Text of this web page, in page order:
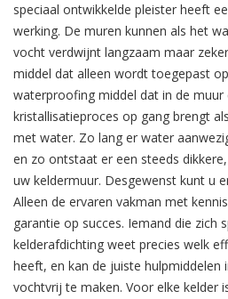
speciaal ontwikkelde pleister heeft
werking. De muren kunnen als het
vocht verdwijnt langzaam maar
middel dat alleen wordt toegepast
waterproofing middel dat in de muur
kristallisatieproces op gang brengt
met water. Zo lang er water
en zo ontstaat er een steeds
uw keldermuur. Desgewenst kunt u
Alleen de ervaren vakman met
garantie op succes. Iemand die zich
kelderafdichting weet precies welk
heeft, en kan de juiste hulpmiddelen
vochtvrij te maken. Voor elke kelder